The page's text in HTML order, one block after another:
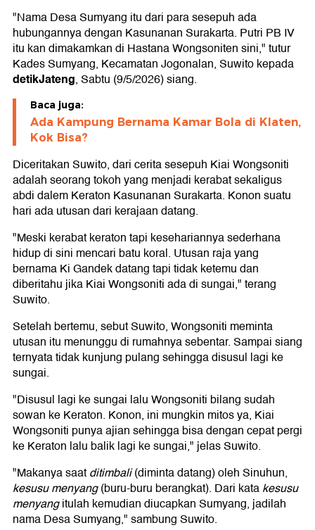
"Nama Desa Sumyang itu dari para sesepuh ada
hubungannya dengan Kasunanan Surakarta. Putri PB IV
itu kan dimakamkan di Hastana Wongsoniten sini," tutur
Kades Sumyang, Kecamatan Jogonalan, Suwito kepada
detikJateng, Sabtu (9/5/2026) siang.
Baca juga:
Ada Kampung Bernama Kamar Bola di Klaten,
Kok Bisa?
Diceritakan Suwito, dari cerita sesepuh Kiai Wongsoniti
adalah seorang tokoh yang menjadi kerabat sekaligus
abdi dalem Keraton Kasunanan Surakarta. Konon suatu
hari ada utusan dari kerajaan datang.
"Meski kerabat keraton tapi kesehariannya sederhana
hidup di sini mencari batu koral. Utusan raja yang
bernama Ki Gandek datang tapi tidak ketemu dan
diberitahu jika Kiai Wongsoniti ada di sungai," terang
Suwito.
Setelah bertemu, sebut Suwito, Wongsoniti meminta
utusan itu menunggu di rumahnya sebentar. Sampai siang
ternyata tidak kunjung pulang sehingga disusul lagi ke
sungai.
"Disusul lagi ke sungai lalu Wongsoniti bilang sudah
sowan ke Keraton. Konon, ini mungkin mitos ya, Kiai
Wongsoniti punya ajian sehingga bisa dengan cepat pergi
ke Keraton lalu balik lagi ke sungai," jelas Suwito.
"Makanya saatditimbali(diminta datang) oleh Sinuhun,
kesusu menyang(buru-buru berangkat). Dari katakesusu
menyangitulah kemudian diucapkan Sumyang, jadilah
nama Desa Sumyang," sambung Suwito.